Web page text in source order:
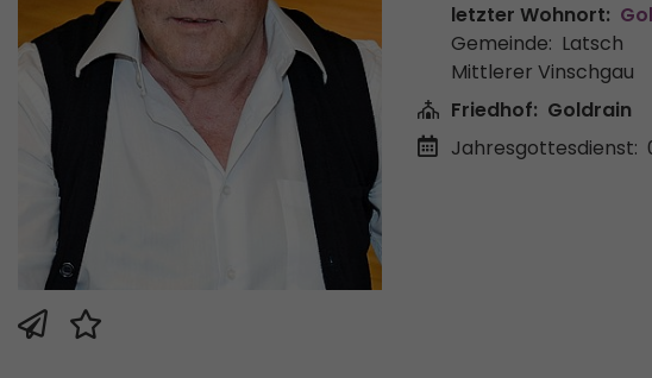
letzter Wohnort:
Gemeinde: Latsch
Mittlerer Vinschgau
Friedhof: Goldrain
Jahresgottesdienst: